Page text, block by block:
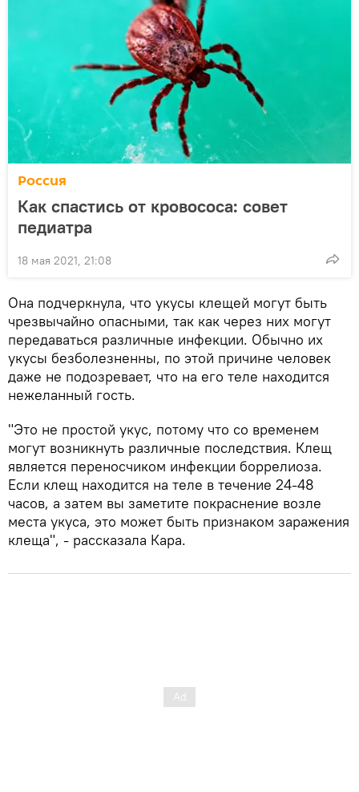
Россия
Как спастись от кровососа: совет
педиатра
18 мая 2021, 21:08
Она подчеркнула, что укусы клещей могут быть
чрезвычайно опасными, так как через них могут
передаваться различные инфекции. Обычно их
укусы безболезненны, по этой причине человек
даже не подозревает, что на его теле находится
нежеланный гость.
"Это не простой укус, потому что со временем
могут возникнуть различные последствия. Клещ
является переносчиком инфекции боррелиоза.
Если клещ находится на теле в течение 24-48
часов, а затем вы заметите покраснение возле
места укуса, это может быть признаком заражения
клеща", - рассказала Кара.